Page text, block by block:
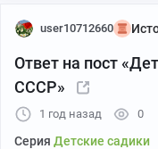
user10712660
Ответ на пост
СССР»
1 год назад 0
Серия Детские садики